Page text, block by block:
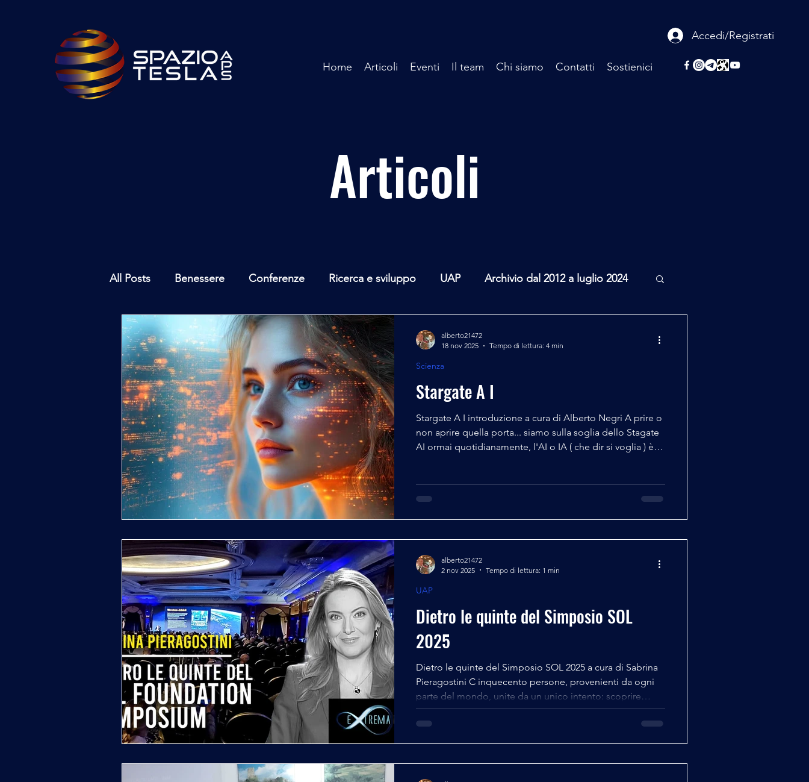
Accedi/Registrati
Home Articoli Eventi Il team Chi siamo Contatti Sostienici
Articoli
All Posts Benessere Conferenze Ricerca e sviluppo UAP Archivio dal 2012 a luglio 2024
Ambiente Inchieste - Interviste Mare Mediterraneo
Archeoastronomia Attualità Spazio - Astronomia
Stargate A I
Stargate A I introduzione a cura di Alberto Negri A prire o
non aprire quella porta... siamo sulla soglia dello Stagate
AI ormai quotidianamente, l'AI o IA ( che dir si voglia ) è
sconosciuti anche agli addetti ai lavori "fino a 5 minuti"
prima di essere pubblicati dai media. Vocaboli (spesso in
Scienza
alberto21472
18 nov 2025
Tempo di lettura: 4 min
Dietro le quinte del Simposio SOL
2025
Dietro le quinte del Simposio SOL 2025 a cura di Sabrina
Pieragostini C inquecento persone, provenienti da ogni
parte del mondo, unite da un unico intento: scoprire
natura, provenienza, motivazioni degli UFO- o, se
preferite, degli UAP. Si sono ritrovate tutte in un borgo
UAP
alberto21472
2 nov 2025
Tempo di lettura: 1 min